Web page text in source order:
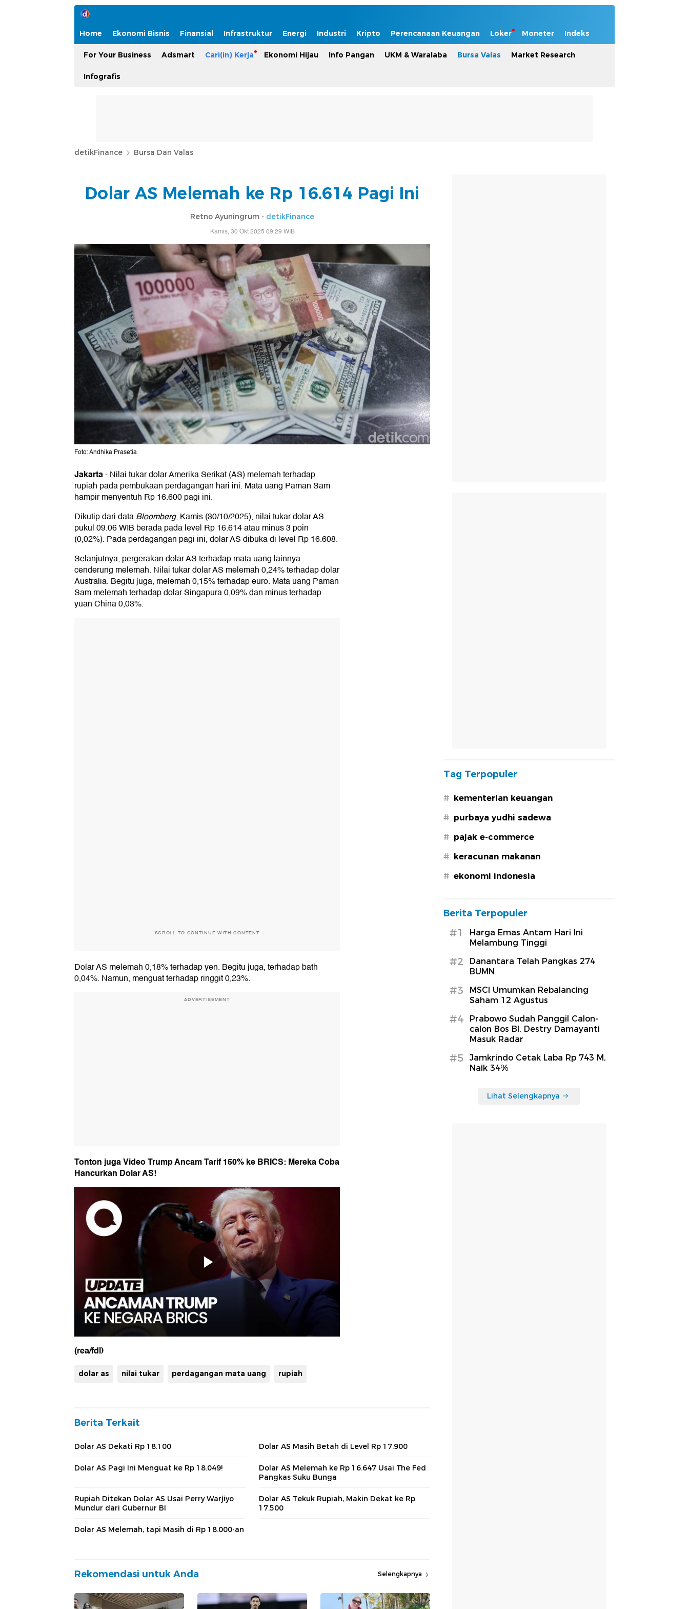
Home Ekonomi Bisnis Finansial Infrastruktur Energi Industri Kripto Perencanaan Keuangan Loker Moneter Indeks
For Your Business Adsmart Cari(in) Kerja Ekonomi Hijau Info Pangan UKM & Waralaba Bursa Valas Market Research
Infografis
detikFinance Bursa Dan Valas
Dolar AS Melemah ke Rp 16.614 Pagi Ini
Retno Ayuningrum - detikFinance
Kamis, 30 Okt 2025 09:29 WIB
Foto: Andhika Prasetia
Jakarta-Nilai tukar dolar Amerika Serikat (AS) melemah terhadap
rupiah pada pembukaan perdagangan hari ini. Mata uang Paman Sam
hampir menyentuh Rp 16.600 pagi ini.
Dikutip dari dataBloomberg, Kamis (30/10/2025), nilai tukar dolar AS
pukul 09.06 WIB berada pada level Rp 16.614 atau minus 3 poin
(0,02%). Pada perdagangan pagi ini, dolar AS dibuka di level Rp 16.608.
Selanjutnya, pergerakan dolar AS terhadap mata uang lainnya
cenderung melemah. Nilai tukar dolar AS melemah 0,24% terhadap dolar
Australia. Begitu juga, melemah 0,15% terhadap euro. Mata uang Paman
Sam melemah terhadap dolar Singapura 0,09% dan minus terhadap
yuan China 0,03%.
SCROLL TO CONTINUE WITH CONTENT
Dolar AS melemah 0,18% terhadap yen. Begitu juga, terhadap bath
0,04%. Namun, menguat terhadap ringgit 0,23%.
ADVERTISEMENT
Tonton juga Video Trump Ancam Tarif 150% ke BRICS: Mereka Coba
Hancurkan Dolar AS!
(rea/fdl)
dolar as nilai tukar perdagangan mata uang rupiah
Berita Terkait
Dolar AS Dekati Rp 18.100 Dolar AS Masih Betah di Level Rp 17.900
Dolar AS Pagi Ini Menguat ke Rp 18.049!
Dolar AS Melemah ke Rp 16.647 Usai The Fed
Pangkas Suku Bunga
Rupiah Ditekan Dolar AS Usai Perry Warjiyo
Mundur dari Gubernur BI
Dolar AS Tekuk Rupiah, Makin Dekat ke Rp
17.500
Dolar AS Melemah, tapi Masih di Rp 18.000-an
Rekomendasi untuk Anda Selengkapnya
Tag Terpopuler
# kementerian keuangan
# purbaya yudhi sadewa
# pajak e-commerce
# keracunan makanan
# ekonomi indonesia
Berita Terpopuler
#1
Harga Emas Antam Hari Ini
Melambung Tinggi
#2
Danantara Telah Pangkas 274
BUMN
#3
MSCI Umumkan Rebalancing
Saham 12 Agustus
#4
Prabowo Sudah Panggil Calon-
calon Bos BI, Destry Damayanti
Masuk Radar
#5
Jamkrindo Cetak Laba Rp 743 M,
Naik 34%
Lihat Selengkapnya